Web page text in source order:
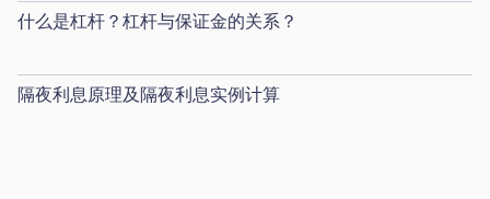
什么是杠杆？杠杆与保证金的关系？
隔夜利息原理及隔夜利息实例计算